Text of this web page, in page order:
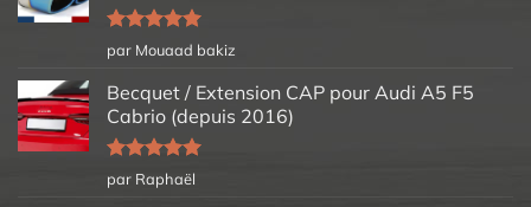
Note5sur
5
par Mouaad bakiz
Becquet / Extension CAP pour Audi A5 F5
Cabrio (depuis 2016)
Note5sur
5
par Raphaël